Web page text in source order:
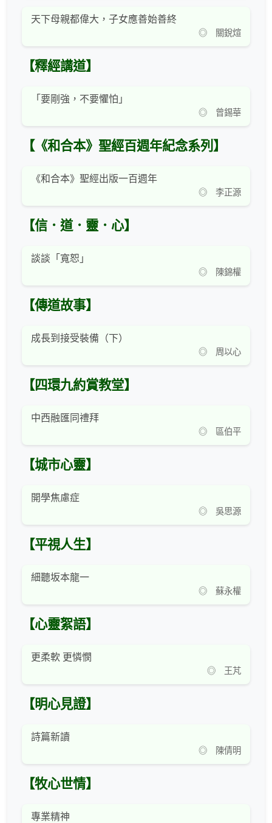
天下母親都偉大，子女應善始善終
◎ 關銳煊
【釋經講道】
「要剛強，不要懼怕」
◎ 曾錫華
【《和合本》聖經百週年紀念系列】
《和合本》聖經出版一百週年
◎ 李正源
【信．道．靈．心】
談談「寬恕」
◎ 陳錦權
【傳道故事】
成長到接受裝備（下）
◎ 周以心
【四環九約賞教堂】
中西融匯同禮拜
◎ 區伯平
【城市心靈】
開學焦慮症
◎ 吳思源
【平視人生】
細聽坂本龍一
◎ 蘇永權
【心靈絮語】
更柔軟 更憐憫
◎ 王芃
【明心見證】
詩篇新讀
◎ 陳倩明
【牧心世情】
專業精神